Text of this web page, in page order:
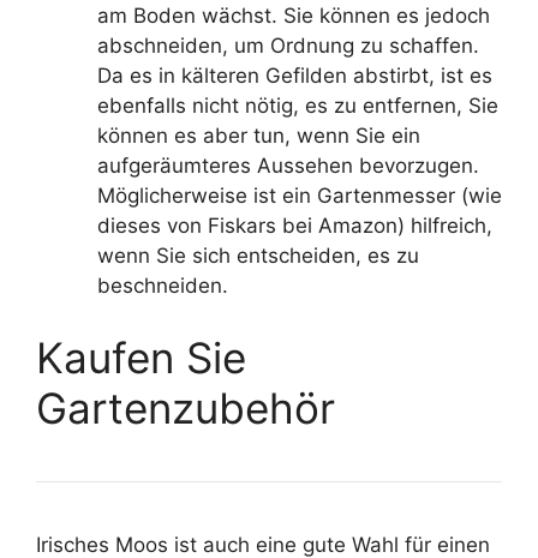
am Boden wächst. Sie können es jedoch
abschneiden, um Ordnung zu schaffen.
Da es in kälteren Gefilden abstirbt, ist es
ebenfalls nicht nötig, es zu entfernen, Sie
können es aber tun, wenn Sie ein
aufgeräumteres Aussehen bevorzugen.
Möglicherweise ist ein Gartenmesser (wie
dieses von Fiskars bei Amazon) hilfreich,
wenn Sie sich entscheiden, es zu
beschneiden.
Kaufen Sie
Gartenzubehör
Irisches Moos ist auch eine gute Wahl für einen